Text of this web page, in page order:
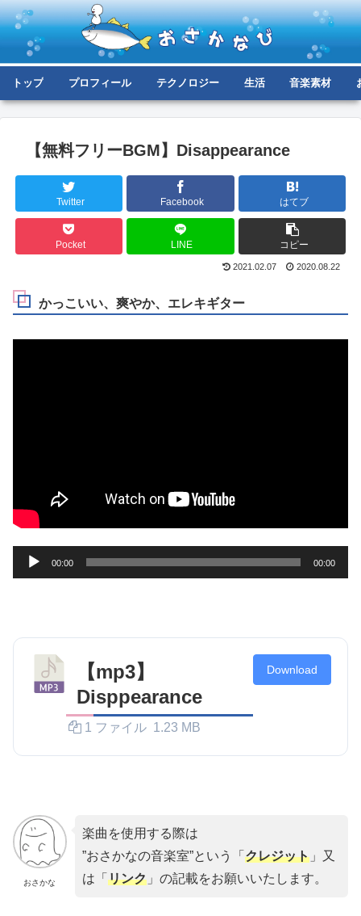
トップ プロフィール テクノロジー 生活 音楽素材
【無料フリーBGM】Disappearance
Twitter Facebook はてブ
Pocket LINE コピー
2021.02.07 2020.08.22
かっこいい、爽やか、エレキギター
声
ー
00:00 00:00
【mp3】
Disppearance
1 ファイル 1.23 MB
Download
おさかな
楽曲を使用する際は
”おさかなの音楽室”という「 クレジット」又
は「 リンク」の記載をお願いいたします。